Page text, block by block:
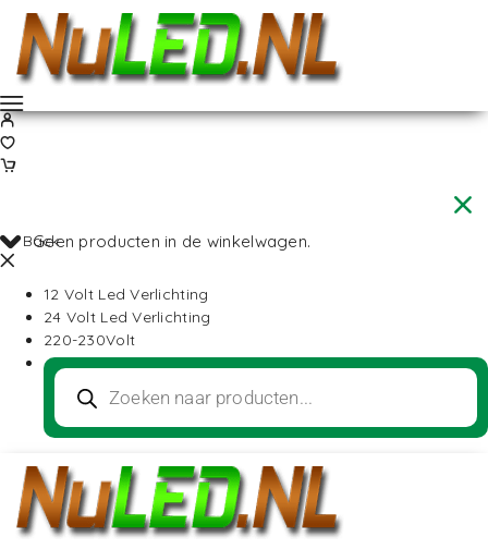
Geen producten in de winkelwagen.
Back
12 Volt Led Verlichting
24 Volt Led Verlichting
220-230Volt